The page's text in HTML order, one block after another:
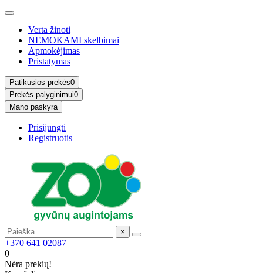
Verta žinoti
NEMOKAMI skelbimai
Apmokėjimas
Pristatymas
Patikusios prekės0
Prekės palyginimui0
Mano paskyra
Prisijungti
Registruotis
×
+370 641 02087
0
Nėra prekių!